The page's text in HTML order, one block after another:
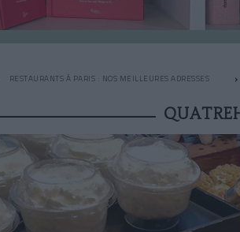
RESTAURANTS À PARIS : NOS MEILLEURES ADRESSES